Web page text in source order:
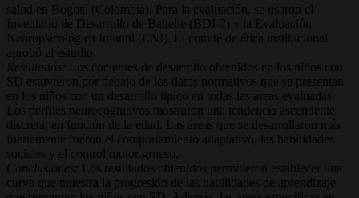
salud en Bogotá (Colombia). Para la evaluación, se usaron el
Inventario de Desarrollo de Battelle (BDI-2) y la Evaluación
Neuropsicológica Infantil (ENI). El comité de ética institucional
aprobó el estudio.
Resultados:
Los cocientes de desarrollo obtenidos en los niños con
SD estuvieron por debajo de los datos normativos que se presentan
en los niños con un desarrollo típico en todas las áreas evaluadas.
Los perfiles neurocognitivos mostraron una tendencia ascendente
discreta, en función de la edad. Las áreas que se desarrollaron más
fuertemente fueron el comportamiento adaptativo, las habilidades
sociales y el control motor grueso.
Conclusiones:
Los resultados obtenidos permitieron establecer una
curva que muestra la progresión de las habilidades de aprendizaje